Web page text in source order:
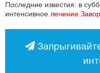
Последние известия: в
интенсивное лечение